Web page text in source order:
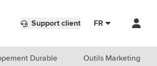
Support client FR
Durable Outils Marketing